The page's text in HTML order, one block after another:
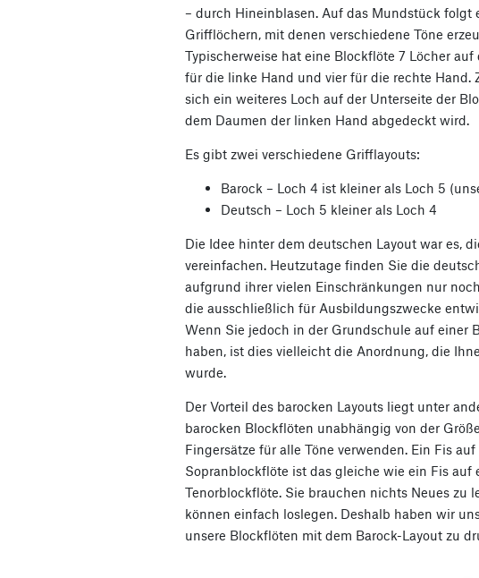
– durch Hineinblasen. Auf das Mundstück folgt
Grifflöchern, mit denen verschiedene Töne
Typischerweise hat eine Blockflöte 7 Löcher auf
für die linke Hand und vier für die rechte Hand.
sich ein weiteres Loch auf der Unterseite der
dem Daumen der linken Hand abgedeckt wird.
Es gibt zwei verschiedene Grifflayouts:
Barock – Loch 4 ist kleiner als Loch 5
Deutsch – Loch 5 kleiner als Loch 4
Die Idee hinter dem deutschen Layout war es,
vereinfachen. Heutzutage finden Sie die
aufgrund ihrer vielen Einschränkungen nur
die ausschließlich für Ausbildungszwecke
Wenn Sie jedoch in der Grundschule auf einer
haben, ist dies vielleicht die Anordnung, die
wurde.
Der Vorteil des barocken Layouts liegt unter
barocken Blockflöten unabhängig von der
Fingersätze für alle Töne verwenden. Ein Fis auf
Sopranblockflöte ist das gleiche wie ein Fis auf
Tenorblockflöte. Sie brauchen nichts Neues zu
können einfach loslegen. Deshalb haben wir
unsere Blockflöten mit dem Barock-Layout zu